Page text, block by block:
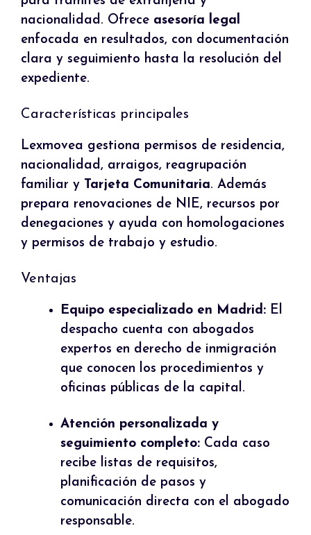
nacionalidad. Ofrece asesoría legal
enfocada en resultados, con documentación
clara y seguimiento hasta la resolución del
expediente.
Características principales
Lexmovea gestiona permisos de residencia,
nacionalidad, arraigos, reagrupación
familiar y Tarjeta Comunitaria. Además
prepara renovaciones de NIE, recursos por
denegaciones y ayuda con homologaciones
y permisos de trabajo y estudio.
Ventajas
Equipo especializado en Madrid: El
despacho cuenta con abogados
expertos en derecho de inmigración
que conocen los procedimientos y
oficinas públicas de la capital.
Atención personalizada y
seguimiento completo: Cada caso
recibe listas de requisitos,
planificación de pasos y
comunicación directa con el abogado
responsable.